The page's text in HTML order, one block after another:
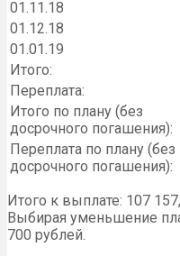
01.11.18
01.12.18
01.01.19
Итого:
Переплата:
Итого по плану (без
досрочного погашения):
Переплата по плану (без
досрочного погашения):
Итого к выплате: 107
Выбирая уменьшение
700 рублей.